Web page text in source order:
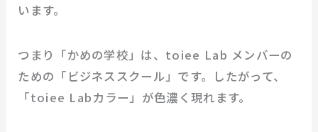
います。
つまり「かめの学校」は、toiee Lab メンバーの
ための「ビジネススクール」です。したがって、
「toiee Labカラー」が色濃く現れます。